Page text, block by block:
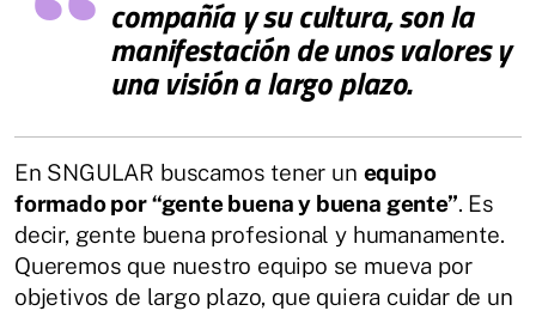
compañía y su cultura, son la
manifestación de unos valores y
una visión a largo plazo.
En SNGULAR buscamos tener un equipo
formado por “gente buena y buena gente”. Es
decir, gente buena profesional y humanamente.
Queremos que nuestro equipo se mueva por
objetivos de largo plazo, que quiera cuidar de un